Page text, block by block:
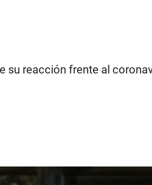
su reacción frente al